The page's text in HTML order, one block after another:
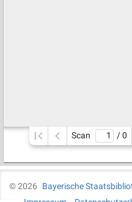
Scan / 0
©2026
Bayerische